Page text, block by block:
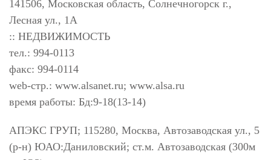
141506, Московская область, Солнечногорск г.,
Лесная ул., 1А
:: НЕДВИЖИМОСТЬ
тел.: 994-0113
факс: 994-0114
web-стр.: www.alsanet.ru; www.alsa.ru
время работы: Бд:9-18(13-14)
АПЭКС ГРУП; 115280, Москва, Автозаводская ул., 5
(р-н) ЮАО:Даниловский; ст.м. Автозаводская (300м